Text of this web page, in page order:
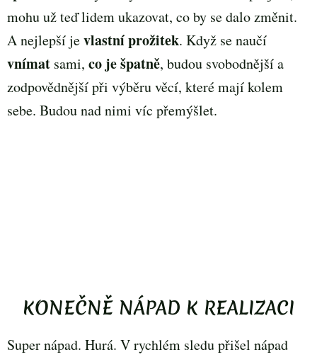
mohu už teď lidem ukazovat, co by se dalo změnit.
A nejlepší jevlastní prožitek. Když se naučí
vnímat sami, co je špatně, budou svobodnější a
zodpovědnější při výběru věcí, které mají kolem
sebe. Budou nad nimi víc přemýšlet.
KONEČNĚ NÁPAD K REALIZACI
Super nápad. Hurá. V rychlém sledu přišel nápad